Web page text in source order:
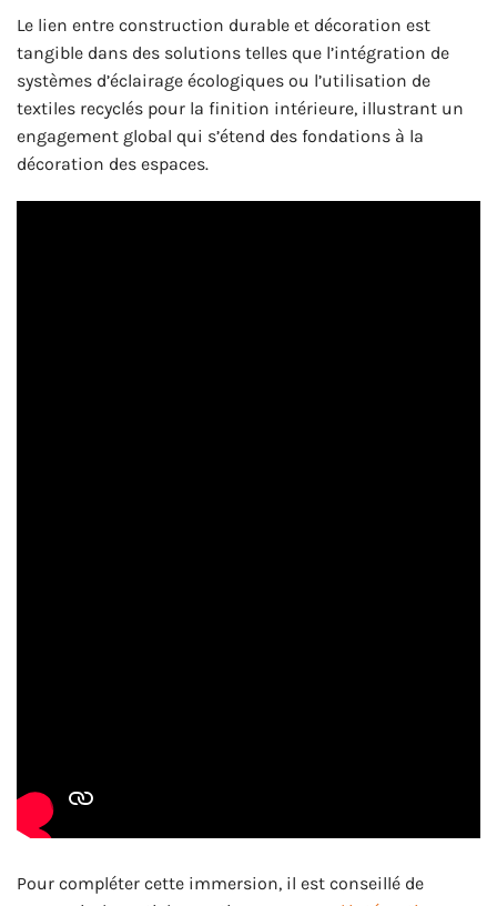
Le lien entre construction durable et décoration est
tangible dans des solutions telles que l’intégration de
systèmes d’éclairage écologiques ou l’utilisation de
textiles recyclés pour la finition intérieure, illustrant un
engagement global qui s’étend des fondations à la
décoration des espaces.
Pour compléter cette immersion, il est conseillé de